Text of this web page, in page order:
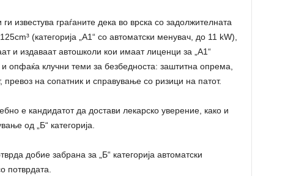
известува граѓаните дека во врска со задолжителната
(категорија „А1“ со автоматски менувач, до 11 kW),
и издаваат автошколи кои имаат лиценци за „А1“
и опфаќа клучни теми за безбедноста: заштитна опрема,
превоз на сопатник и справување со ризици на патот.
е кандидатот да достави лекарско уверение, како и
од „Б“ категорија.
добие забрана за „Б“ категорија автоматски
потврдата.